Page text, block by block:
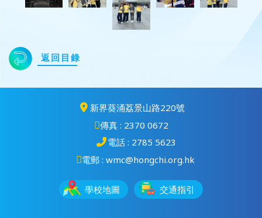
返回目錄
新界葵涌荔景山路220號
傳真 : 2370 0672
電話 : 2785 5623
電郵 : wmc@hongchi.org.hk
學校地圖 交通指引